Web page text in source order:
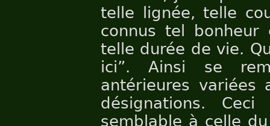
telle lignée, telle
connus tel
telle durée de vie.
ici”. Ainsi se
antérieures variées
désignations.
semblable à celle